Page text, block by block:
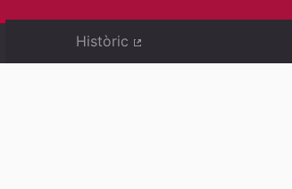
Històric